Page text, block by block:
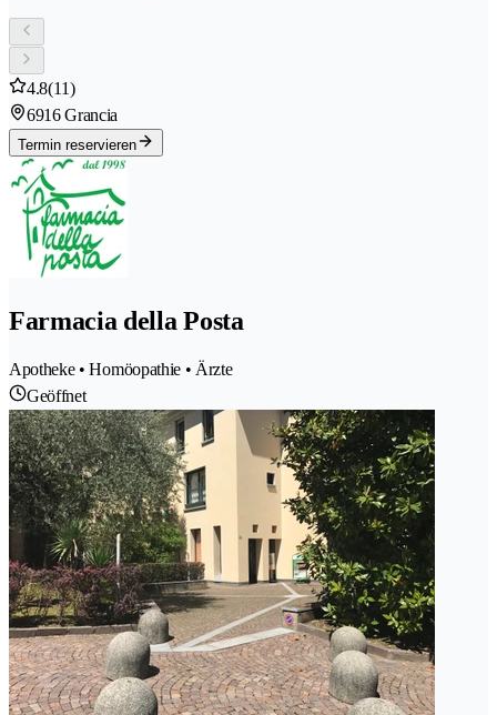
4.8(11)
6916 Grancia
Termin reservieren
Farmacia della Posta
Apotheke • Homöopathie • Ärzte
Geöffnet